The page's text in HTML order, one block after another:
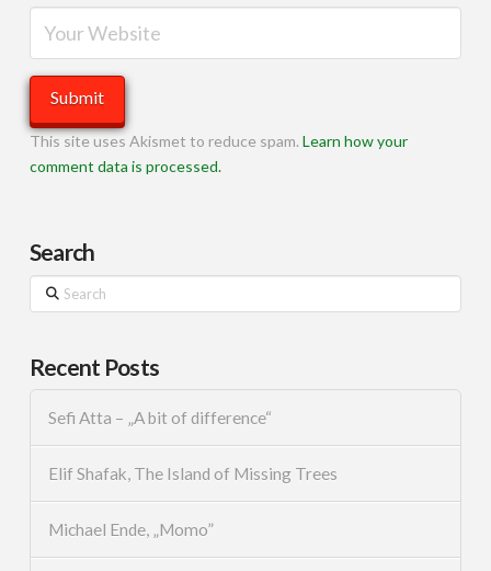
This site uses Akismet to reduce spam. Learn how your
comment data is processed.
Search
Search
Recent Posts
Sefi Atta – „A bit of difference“
Elif Shafak, The Island of Missing Trees
Michael Ende, „Momo”